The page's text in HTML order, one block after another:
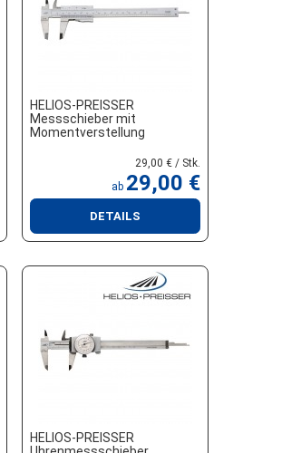
HELIOS-PREISSER
Messschieber mit
Momentverstellung
29,00 € / Stk.
ab 29,00 €
DETAILS
HELIOS-PREISSER